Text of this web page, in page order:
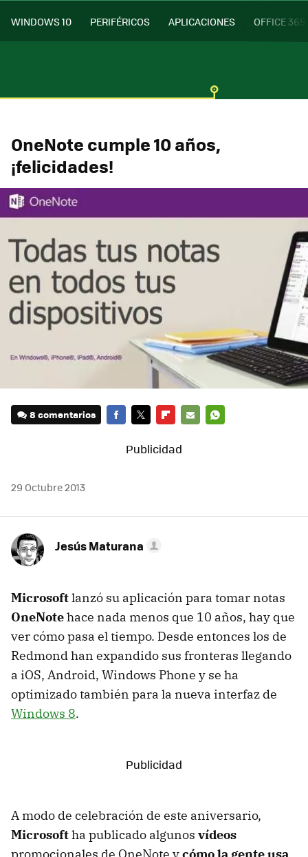
WINDOWS 10 PERIFÉRICOS APLICACIONES OFFICE 365
OneNote cumple 10 años,
¡felicidades!
8 comentarios
MAIL
29 Octubre 2013
Jesús Maturana
Microsoftlanzó su aplicación para tomar notas
OneNotehace nada menos que 10 años, hay que
ver cómo pasa el tiempo. Desde entonces los de
Redmond han expandido sus fronteras llegando
a iOS, Android, Windows Phone y se ha
optimizado también para la nueva interfaz de
Windows 8.
A modo de celebración de este aniversario,
Microsoftha publicado algunos vídeos
promocionales de OneNote ycómo la gente usa